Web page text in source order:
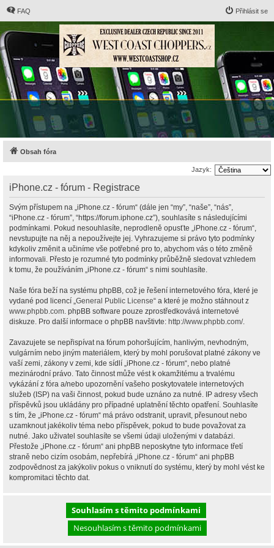
FAQ Přihlásit se
Obsah fóra
Jazyk:
iPhone.cz - fórum - Registrace
Svým přístupem na „iPhone.cz - fórum“ (dále jen “my”, “naše”, “nás”,
“iPhone.cz - fórum”, “https://forum.iphone.cz”), souhlasíte s následujícími
podmínkami. Pokud nesouhlasíte, neprodleně opusťte „iPhone.cz - fórum“,
nevstupujte na něj a nepoužívejte jej. Vyhrazujeme si právo tyto podmínky
kdykoliv změnit a učiníme vše potřebné pro to, abychom vás o této změně
informovali. Přesto je rozumné tyto podmínky průběžně sledovat vzhledem
k tomu, že používáním „iPhone.cz - fórum“ s nimi souhlasíte.
Naše fóra beží na systému phpBB, což je řešení internetového fóra, které je
vydané pod licencí „General Public License“ a které je možno stáhnout z
www.phpbb.com. phpBB software pouze zprostředkovává internetové
diskuze. Pro další informace o phpBB navštivte: http://www.phpbb.com/.
Zavazujete se nepřispívat na fórum pohoršujícím, hanlivým, nevhodným,
vulgárním nebo jiným materiálem, který by mohl porušovat platné zákony ve
vaší zemi, zákony v zemi, kde sídlí „iPhone.cz - fórum“, nebo platné
mezinárodní právo. Tato činnost může vést k okamžitému a trvalému
vykázání z fóra a/nebo upozornění vašeho poskytovatele internetových
služeb (ISP) na vaši činnost, pokud bude uznáno za nutné. IP adresy všech
příspěvků jsou ukládány pro případné uplatnění těchto opatření. Souhlasíte
s tím, že „iPhone.cz - fórum“ má právo odstranit, upravit, přesunout nebo
uzamknout jakékoliv téma nebo příspěvek, pokud to bude považovat za
nutné. Jako uživatel souhlasíte se všemi údaji uloženými v databázi.
Přestože „iPhone.cz - fórum“ ani phpBB neposkytne tyto informace třetí
straně nebo cizím osobám, nepřebírá „iPhone.cz - fórum“ ani phpBB
zodpovědnost za jakýkoliv pokus o vniknutí do systému, který by mohl vést ke
kompromitaci těchto dat.